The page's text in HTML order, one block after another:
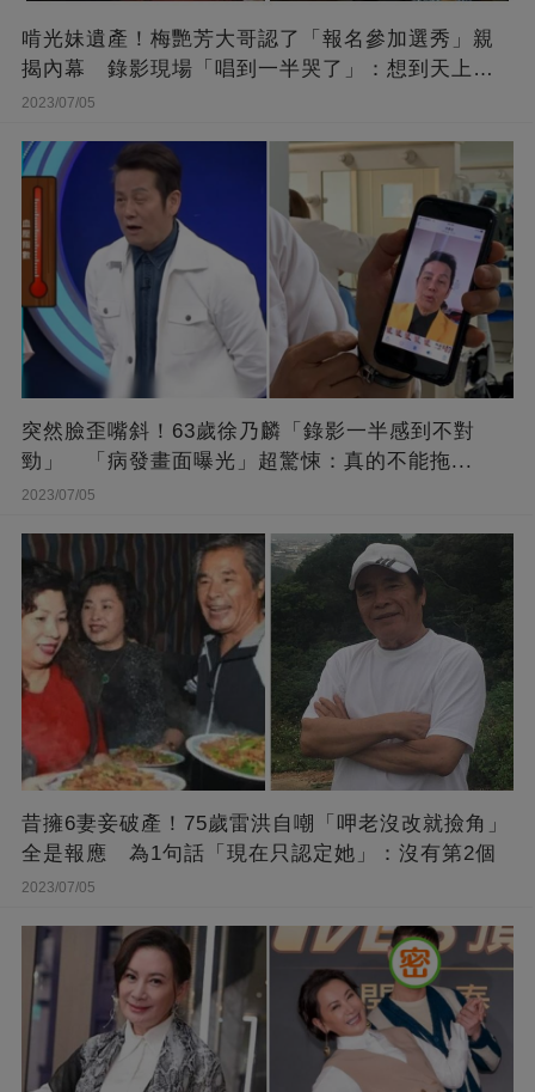
啃光妹遺產！梅艷芳大哥認了「報名參加選秀」親
揭內幕 錄影現場「唱到一半哭了」：想到天上的
她
2023/07/05
突然臉歪嘴斜！63歲徐乃麟「錄影一半感到不對
勁」 「病發畫面曝光」超驚悚：真的不能拖...
2023/07/05
昔擁6妻妾破產！75歲雷洪自嘲「呷老沒改就撿角」
全是報應 為1句話「現在只認定她」：沒有第2個
2023/07/05